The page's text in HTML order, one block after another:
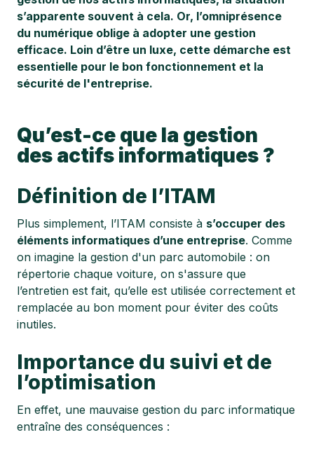
s’apparente souvent à cela. Or, l’omniprésence
du numérique oblige à adopter une gestion
efficace. Loin d’être un luxe, cette démarche est
essentielle pour le bon fonctionnement et la
sécurité de l'entreprise.
Qu’est-ce que la gestion
des actifs informatiques ?
Définition de l’ITAM
Plus simplement, l’ITAM consiste à s’occuper des
éléments informatiques d’une entreprise. Comme
on imagine la gestion d'un parc automobile : on
répertorie chaque voiture, on s'assure que
l’entretien est fait, qu’elle est utilisée correctement et
remplacée au bon moment pour éviter des coûts
inutiles.
Importance du suivi et de
l’optimisation
En effet, une mauvaise gestion du parc informatique
entraîne des conséquences :